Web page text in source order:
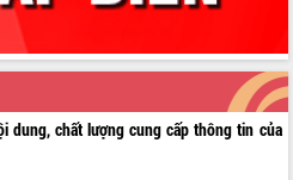
dung, chất lượng cung cấp thông tin của